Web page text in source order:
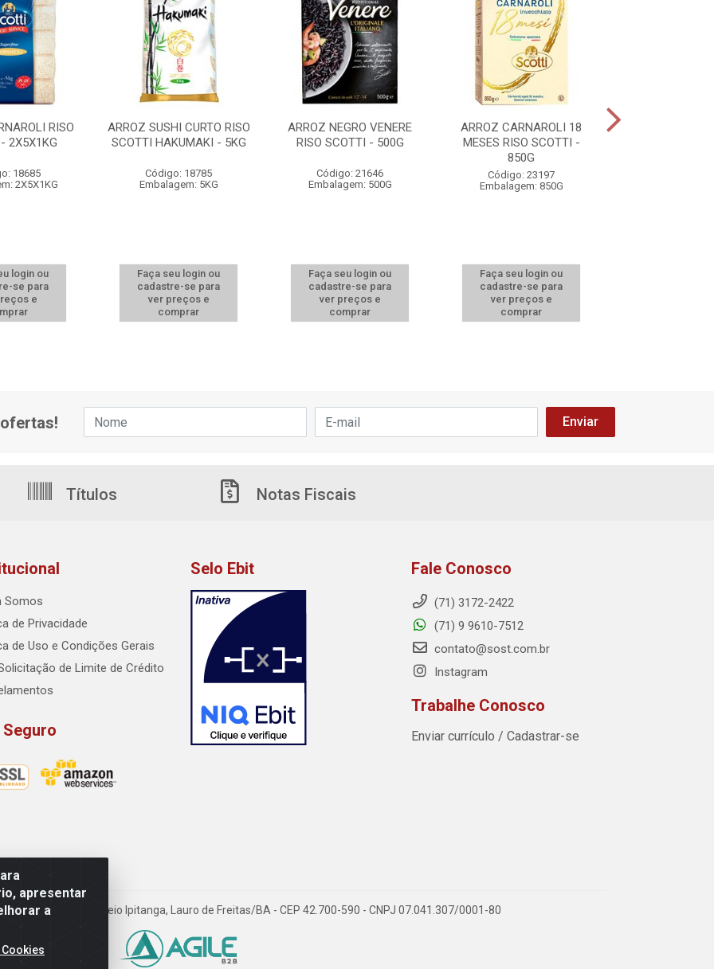
RISO
2X5X1KG
18685
2X5X1KG
login ou
se para
e
ARROZ SUSHI CURTO RISO
SCOTTI HAKUMAKI - 5KG
Código: 18785
Embalagem: 5KG
Faça seu login ou
cadastre-se para
ver preços e
comprar
ARROZ NEGRO VENERE
RISO SCOTTI - 500G
Código: 21646
Embalagem: 500G
Faça seu login ou
cadastre-se para
ver preços e
comprar
ARROZ CARNAROLI 18
MESES RISO SCOTTI -
850G
Código: 23197
Embalagem: 850G
Faça seu login ou
cadastre-se para
ver preços e
comprar
apresentar
a
Títulos Notas Fiscais
Somos
de Privacidade
de Uso e Condições Gerais
de Limite de Crédito
Selo Ebit Fale Conosco
(71) 3172-2422
(71) 9 9610-7512
contato@sost.com.br
Instagram
Trabalhe Conosco
Enviar currículo / Cadastrar-se
Rissut, 254 - Recreio Ipitanga, Lauro de Freitas/BA - CEP 42.700-590 - CNPJ 07.041.307/0001-80